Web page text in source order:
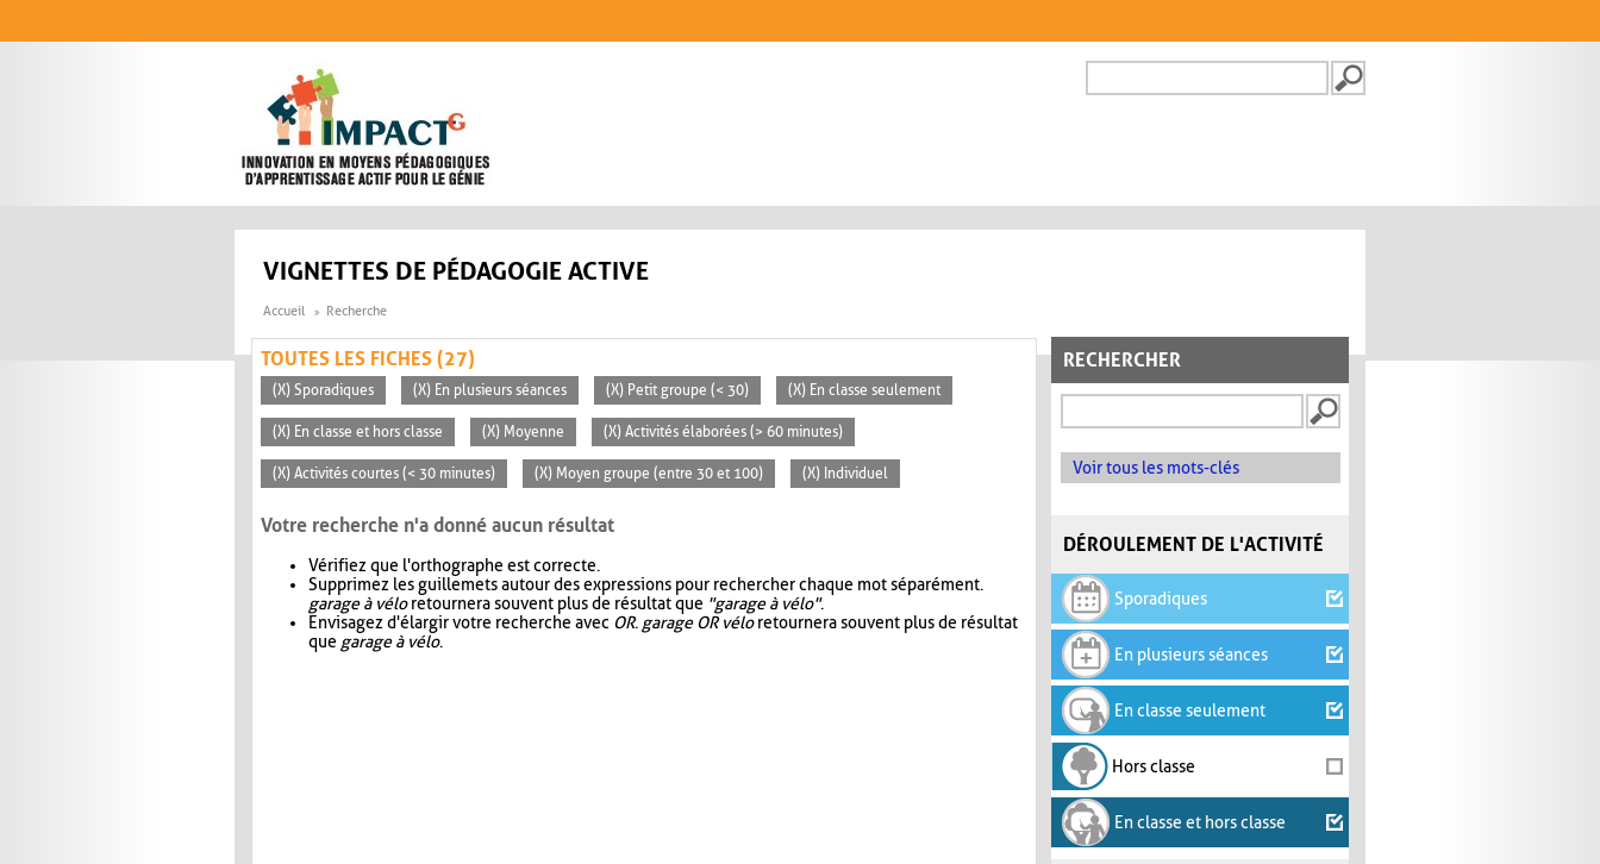
FORMULAIRE DE
VIGNETTES DE PÉDAGOGIE ACTIVE
Accueil Recherche
RECHERCHER
Voir tous les mots-clés
DÉROULEMENT DE L'ACTIVITÉ
Sporadiques
En plusieurs séances
En classe seulement
Hors classe
En classe et hors classe
TOUTES LES FICHES (27)
(X) Sporadiques (X) En plusieurs séances (X) Petit groupe (< 30) (X) En classe seulement
(X) En classe et hors classe (X) Moyenne (X) Activités élaborées (> 60 minutes)
(X) Activités courtes (< 30 minutes) (X) Moyen groupe (entre 30 et 100) (X) Individuel
Votre recherche n'a donné aucun résultat
Vérifiez que l'orthographe est correcte.
Supprimez les guillemets autour des expressions pour rechercher chaque mot séparément.
garage à véloretournera souvent plus de résultat que "garage à vélo".
Envisagez d'élargir votre recherche avec OR. garage OR véloretournera souvent plus de résultat
que garage à vélo.